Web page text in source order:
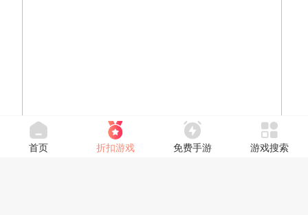
首页 折扣游戏 免费手游 游戏搜索